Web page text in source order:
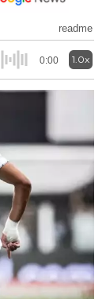
readme
0:00 1.0x